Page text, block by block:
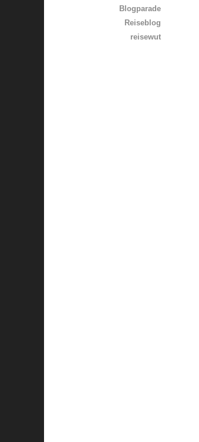
Blogparade
Reiseblog
reisewut